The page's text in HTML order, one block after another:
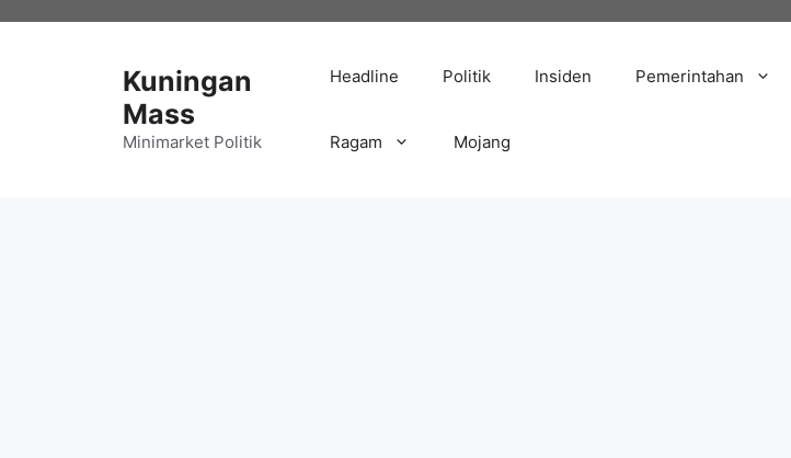
Kuningan
Mass
Minimarket Politik
Headline Politik Insiden Pemerintahan
Ragam Mojang